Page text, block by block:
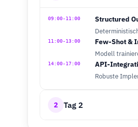
09:00-11:00 Structured
11:00-13:00 Few-Shot &
Modell
14:00-17:00 API-
Robuste
2 Tag 2